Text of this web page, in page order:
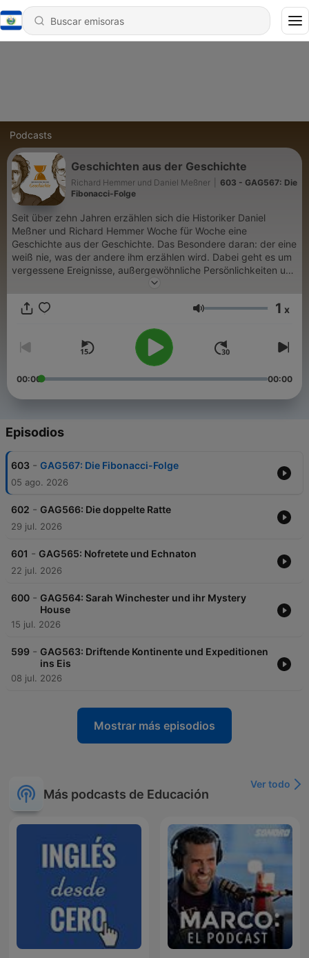
Podcasts
Geschichten aus der Geschichte
Richard Hemmer und Daniel Meßner
603 - GAG567: Die
Fibonacci-Folge
Seit über zehn Jahren erzählen sich die Historiker Daniel
Meßner und Richard Hemmer Woche für Woche eine
Geschichte aus der Geschichte. Das Besondere daran: der eine
weiß nie, was der andere ihm erzählen wird. Dabei geht es um
vergessene Ereignisse, außergewöhnliche Persönlichkeiten und
überraschende Zusammenhänge der Geschichte aus allen
erfahren? Hier findest du alle Infos & Rabatte:
Werbung in diesem Podcast schalten? Dann erfahre hier mehr
über die Werbemöglichkeiten bei Seven.One Audio:
https://www.seven.one/portfolio/sevenone-audio
Volumen 1 x
00:00 00:00
Episodios
603 - GAG567: Die Fibonacci-Folge
05 ago. 2026
602 - GAG566: Die doppelte Ratte
29 jul. 2026
601 - GAG565: Nofretete und Echnaton
22 jul. 2026
600 - GAG564: Sarah Winchester und ihr Mystery
House
15 jul. 2026
599 - GAG563: Driftende Kontinente und Expeditionen
ins Eis
08 jul. 2026
Mostrar más episodios
Más podcasts de Educación
Ver todo